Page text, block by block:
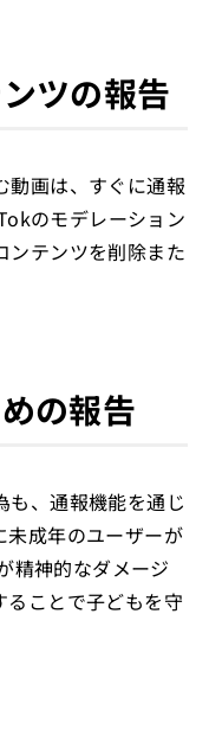
ツの報告
動画は、すぐに通報
のモデレーション
ンテンツを削除また
の報告
も、通報機能を通じ
未成年のユーザーが
精神的なダメージ
ることで子どもを守